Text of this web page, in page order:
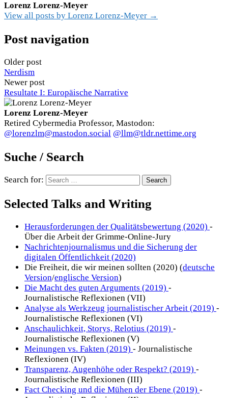
Lorenz Lorenz-Meyer
View all posts by Lorenz Lorenz-Meyer →
Post navigation
Older post
Nerdism
Newer post
Resultate I: Europäische Narrative
Lorenz Lorenz-Meyer
Retired Cybermedia Professor, Mastodon:
@lorenzlm@mastodon.social @llm@tldr.nettime.org
Suche / Search
Search for:
Selected Talks and Writing
Herausforderungen der Qualitätsbewertung (2020) -
Über die Arbeit der Grimme-Online-Jury
Nachrichtenjournalismus und die Sicherung der
digitalen Öffentlichkeit (2020)
Die Freiheit, die wir meinen sollten (2020) (deutsche
Version/englische Version)
Die Macht des guten Arguments (2019) -
Journalistische Reflexionen (VII)
Analyse als Werkzeug journalistischer Arbeit (2019) -
Journalistische Reflexionen (VI)
Anschaulichkeit, Storys, Relotius (2019) -
Journalistische Reflexionen (V)
Meinungen vs. Fakten (2019) - Journalistische
Reflexionen (IV)
Transparenz, Augenhöhe oder Respekt? (2019) -
Journalistische Reflexionen (III)
Fact Checking und die Mühen der Ebene (2019) -